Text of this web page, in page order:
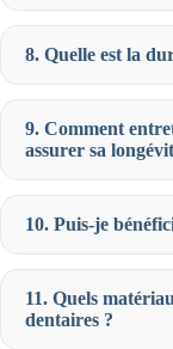
8. Quelle est la
9. Comment
assurer sa
10. Puis-je
11. Quels
dentaires ?